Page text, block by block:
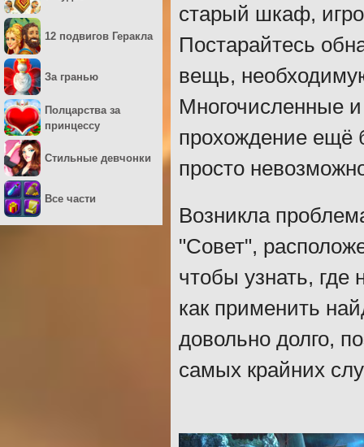
старый шкаф,
Постарайтесь
вещь,
Многочисленные
прохождение ещё
просто
Возникла
"Совет",
чтобы узнать, где
как применить
довольно долго,
самых крайних
12 подвигов Геракла
За гранью
Полцарства за
принцессу
Стильные девчонки
Все части